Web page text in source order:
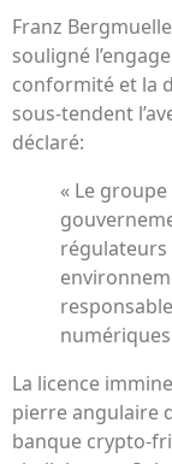
Franz
souligné
conformité et la
sous-tendent
déclaré:
« Le groupe
La licence
pierre angulaire
banque crypto-